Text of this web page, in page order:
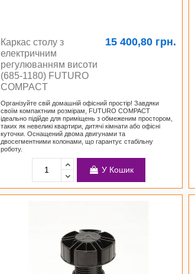
Каркас столу з
електричним
регулюванням висоти
(685-1180) FUTURO
COMPACT
15 400,80 грн.
Організуйте свій домашній офісний простір! Завдяки
своїм компактним розмірам, FUTURO COMPACT
ідеально підійде для приміщень з обмеженим простором,
таких як невеликі квартири, дитячі кімнати або офісні
куточки. Оснащений двома двигунами та
двосегментними колонами, що гарантує стабільну
роботу.
У Кошик